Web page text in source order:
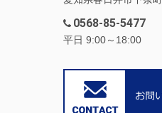
0568-85-5477
平日 9:00～18:00